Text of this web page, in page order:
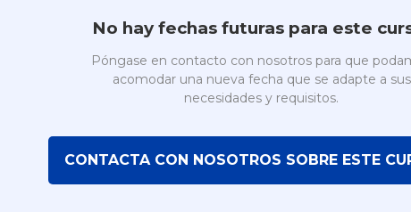
No hay fechas futuras para este
Póngase en contacto con nosotros para que
acomodar una nueva fecha que se adapte a sus
necesidades y requisitos.
CONTACTA CON NOSOTROS SOBRE ESTE